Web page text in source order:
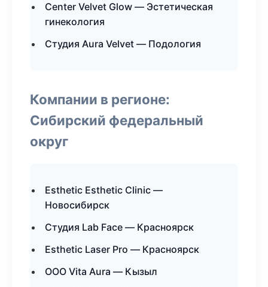
Center Velvet Glow — Эстетическая
гинекология
Студия Aura Velvet — Подология
Компании в регионе:
Сибирский федеральный
округ
Esthetic Esthetic Clinic —
Новосибирск
Студия Lab Face — Красноярск
Esthetic Laser Pro — Красноярск
ООО Vita Aura — Кызыл